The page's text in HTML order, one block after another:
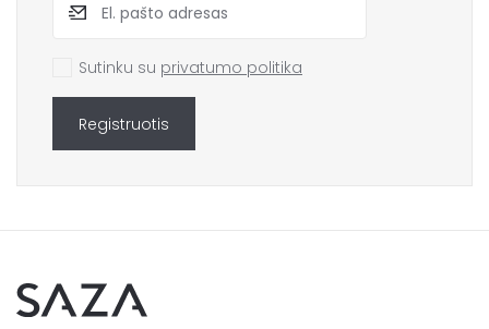
Sutinku su privatumo politika
Registruotis